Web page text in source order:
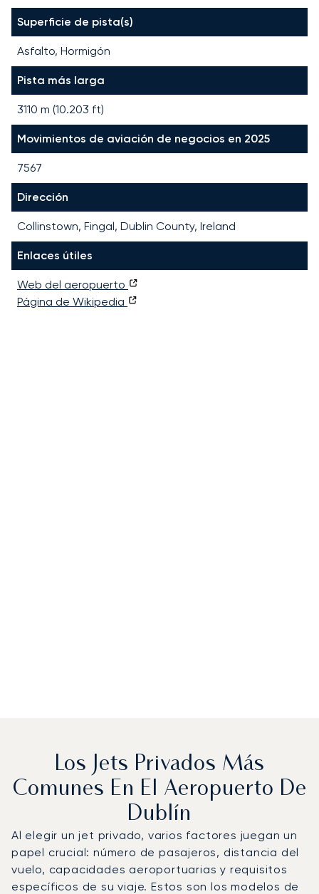
Superficie de pista(s)
Asfalto, Hormigón
Pista más larga
3110 m (10.203 ft)
Movimientos de aviación de negocios en 2025
7567
Dirección
Collinstown, Fingal, Dublin County, Ireland
Enlaces útiles
Web del aeropuerto
Página de Wikipedia
Los Jets Privados Más
Comunes En El Aeropuerto De
Dublín
Al elegir un jet privado, varios factores juegan un
papel crucial: número de pasajeros, distancia del
vuelo, capacidades aeroportuarias y requisitos
específicos de su viaje. Estos son los modelos de